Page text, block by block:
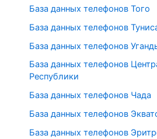
База данных телефонов Того
База данных телефонов
База данных телефонов
База данных телефонов
Республики
База данных телефонов Чада
База данных телефонов
База данных телефонов